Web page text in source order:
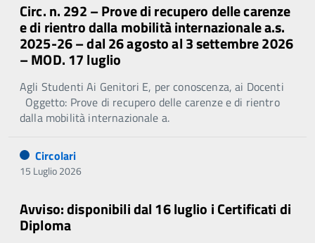
Circ. n. 292 – Prove di recupero delle carenze
e di rientro dalla mobilità internazionale a.s.
2025-26 – dal 26 agosto al 3 settembre 2026
– MOD. 17 luglio
Agli Studenti Ai Genitori E, per conoscenza, ai Docenti
Oggetto: Prove di recupero delle carenze e di rientro
dalla mobilità internazionale a.
Circolari
15 Luglio 2026
Avviso: disponibili dal 16 luglio i Certificati di
Diploma